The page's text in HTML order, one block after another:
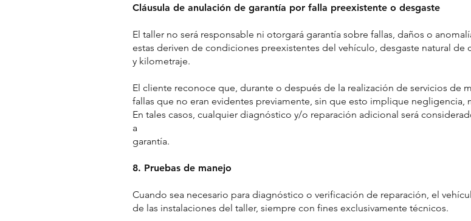
Cláusula de anulación de garantía por falla preexistente o desgaste
El taller no será responsable ni otorgará garantía sobre fallas, daños o
estas deriven de condiciones preexistentes del vehículo, desgaste natural
y kilometraje.
El cliente reconoce que, durante o después de la realización de servicios de
fallas que no eran evidentes previamente, sin que esto implique negligencia,
En tales casos, cualquier diagnóstico y/o reparación adicional será
a
garantía.
8. Pruebas de manejo
Cuando sea necesario para diagnóstico o verificación de reparación, el
de las instalaciones del taller, siempre con fines exclusivamente técnicos.